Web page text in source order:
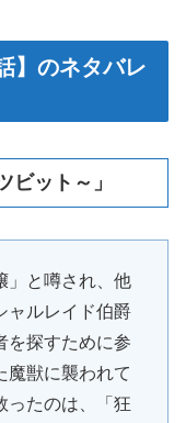
】のネタバレ
ビット～」
」と噂され、他
ャルレイド伯爵
を探すために参
魔獣に襲われて
ったのは、「狂